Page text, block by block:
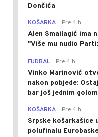
Dončića
KOŠARKA Pre 4 h
Alen Smailagić ima
"Više mu nudio
FUDBAL Pre 4 h
Vinko Marinović
nakon pobjede:
bar još jednim golom
KOŠARKA Pre 4 h
Srpske košarkašice
polufinalu